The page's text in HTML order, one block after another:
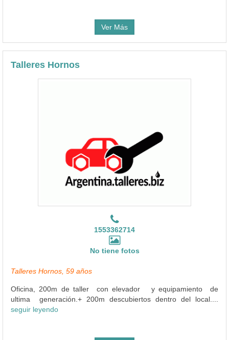
Ver Más
Talleres Hornos
1553362714
No tiene fotos
Talleres Hornos, 59 años
Oficina, 200m de taller con elevador y equipamiento de
ultima generación.+ 200m descubiertos dentro del local....
seguir leyendo